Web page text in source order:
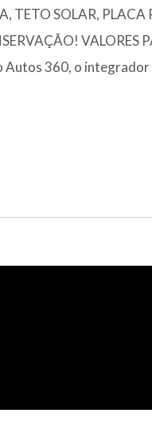
TETO SOLAR, PLACA
VALORES
Autos 360, o